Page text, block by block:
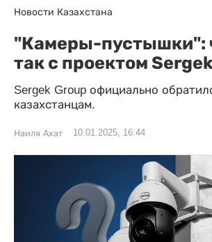
Новости Казахстана
"Камеры-пустышки":
так с проектом
Sergek Group официально
казахстанцам.
Наиля Ахат 10.01.2025, 16:44